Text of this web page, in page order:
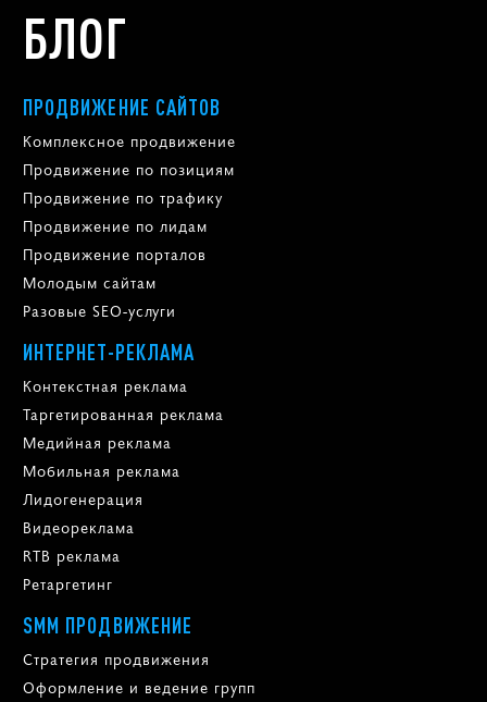
БЛОГ
ПРОДВИЖЕНИЕ САЙТОВ
Комплексное продвижение
Продвижение по позициям
Продвижение по трафику
Продвижение по лидам
Продвижение порталов
Молодым сайтам
Разовые SEO-услуги
ИНТЕРНЕТ-РЕКЛАМА
Контекстная реклама
Таргетированная реклама
Медийная реклама
Мобильная реклама
Лидогенерация
Видеореклама
RTB реклама
Ретаргетинг
SMM ПРОДВИЖЕНИЕ
Стратегия продвижения
Оформление и ведение групп